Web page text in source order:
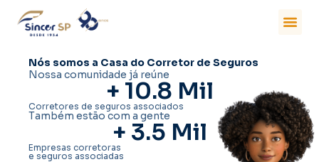
Nós somos a Casa do Corretor de Seguros
Nossa comunidade já reúne
+ 10.8 Mil
Corretores de seguros associados
Também estão com a gente
+ 3.5 Mil
Empresas corretoras
e seguros associadas